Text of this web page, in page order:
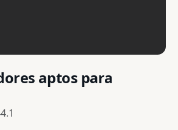
aptos para